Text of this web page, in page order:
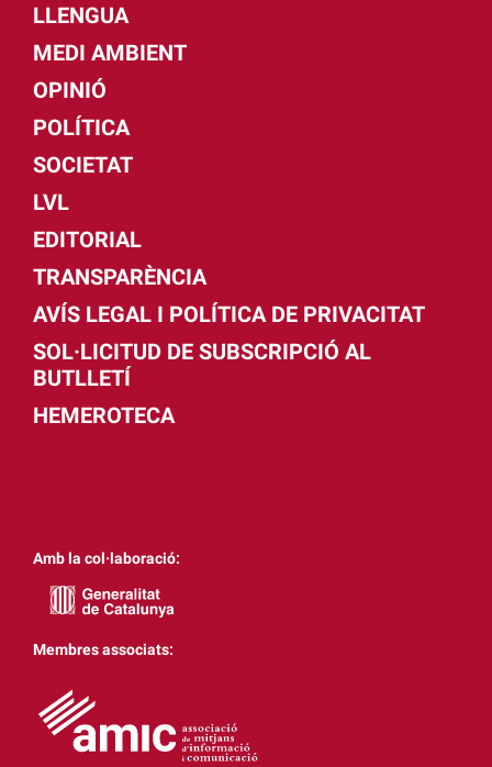
LLENGUA
MEDI AMBIENT
OPINIÓ
POLÍTICA
SOCIETAT
LVL
EDITORIAL
TRANSPARÈNCIA
AVÍS LEGAL I POLÍTICA DE PRIVACITAT
SOL·LICITUD DE SUBSCRIPCIÓ AL
BUTLLETÍ
HEMEROTECA
Amb la col·laboració:
Membres associats: